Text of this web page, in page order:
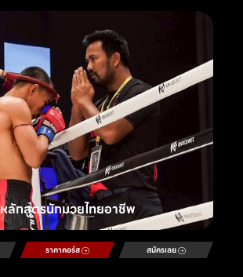
หลักสูตรนักมวยไทยอาชีพ
ราคาคอร์ส สมัครเลย